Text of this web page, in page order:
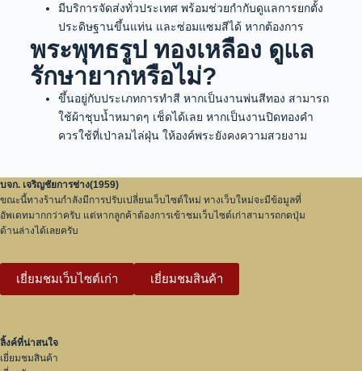
มีบริการจัดส่งทั่วประเทศ พร้อมช่วยกำกับดูแลการยกตั้ง
ประดิษฐานขึ้นแท่น และซ่อมแซมสีได้ หากต้องการ
พระพุทธรูป ทองเหลือง ดูแล
รักษายากหรือไม่?
ขึ้นอยู่กับประเภทการทำสี หากเป็นงานพ่นสีทอง สามารถ
ใช้ผ้าชุบน้ำหมาดๆ เช็ดได้เลย หากเป็นงานปิดทองคำ
ควรใช้ที่เป่าลมไล่ฝุ่น ให้องค์พระยังคงความสวยงาม
บจก. เจริญชัยการช่าง(1959)
ขณะนี้ทางร้านกำลังมีการปรับเปลี่ยนเว็บไซต์ใหม่ ทางเว็บใหม่จะมีข้อมูลที่
อัพเดทมากกว่าครับ แต่หากลูกค้าต้องการเข้าชมเว็บไซต์เก่าสามารถกดปุ่ม
ด้านล่างได้เลยครับ
เยี่ยมชมเว็บไซต์เก่า เยี่ยมชมสินค้า
ลิ้งค์ที่น่าสนใจ
เยี่ยมชมสินค้า